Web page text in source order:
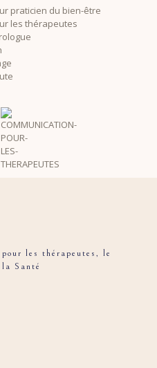
praticien du bien-être
les thérapeutes
les thérapeutes, le
Santé